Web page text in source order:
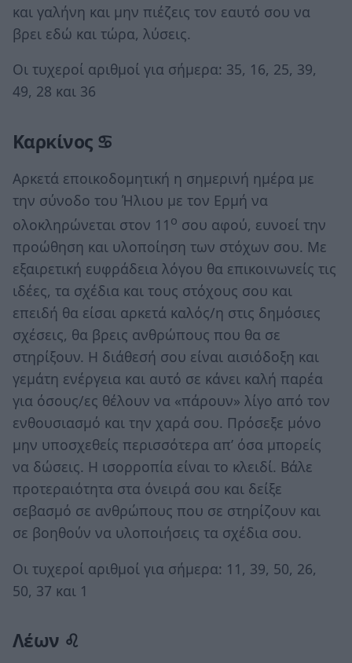
και γαλήνη και μην πιέζεις τον εαυτό σου να
βρει εδώ και τώρα, λύσεις.
Οι τυχεροί αριθμοί για σήμερα: 35, 16, 25, 39,
49, 28 και 36
Καρκίνος ♋
Αρκετά εποικοδομητική η σημερινή ημέρα με
την σύνοδο του Ήλιου με τον Ερμή να
ολοκληρώνεται στον 11 ο σου αφού, ευνοεί την
προώθηση και υλοποίηση των στόχων σου. Με
εξαιρετική ευφράδεια λόγου θα επικοινωνείς τις
ιδέες, τα σχέδια και τους στόχους σου και
επειδή θα είσαι αρκετά καλός/η στις δημόσιες
σχέσεις, θα βρεις ανθρώπους που θα σε
στηρίξουν. Η διάθεσή σου είναι αισιόδοξη και
γεμάτη ενέργεια και αυτό σε κάνει καλή παρέα
για όσους/ες θέλουν να «πάρουν» λίγο από τον
ενθουσιασμό και την χαρά σου. Πρόσεξε μόνο
μην υποσχεθείς περισσότερα απ’ όσα μπορείς
να δώσεις. Η ισορροπία είναι το κλειδί. Βάλε
προτεραιότητα στα όνειρά σου και δείξε
σεβασμό σε ανθρώπους που σε στηρίζουν και
σε βοηθούν να υλοποιήσεις τα σχέδια σου.
Οι τυχεροί αριθμοί για σήμερα: 11, 39, 50, 26,
50, 37 και 1
Λέων ♌